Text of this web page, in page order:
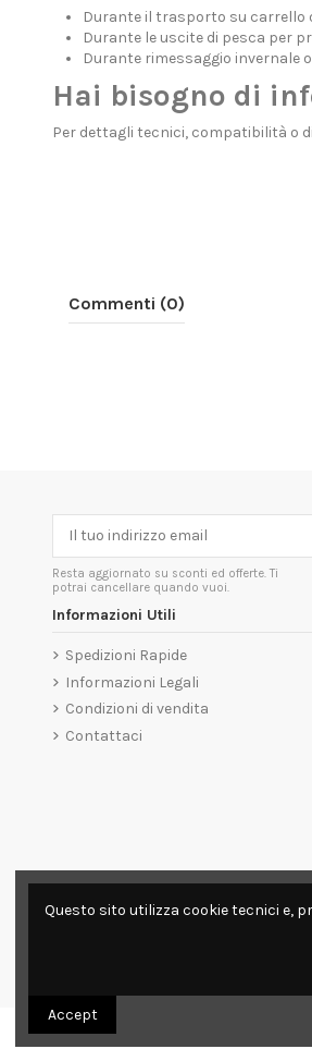
Durante il trasporto su carrello
Durante le uscite di pesca per
Durante rimessaggio invernale
Hai bisogno di
Per dettagli tecnici, compatibilità o
Commenti (0)
Resta aggiornato su sconti ed offerte. Ti
potrai cancellare quando vuoi.
Informazioni Utili
Spedizioni Rapide
Informazioni Legali
Condizioni di vendita
Contattaci
Questo sito utilizza cookie tecnici e,
Accept